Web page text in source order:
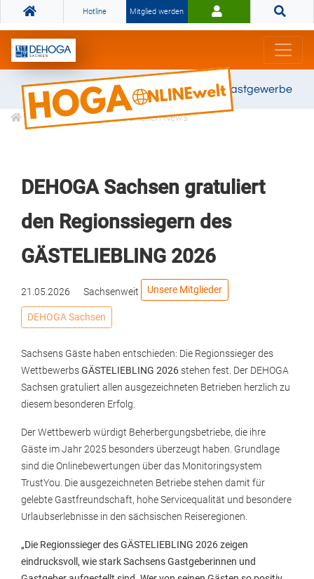
Hotline Mitglied werden
Gemeinsam stark für das Gastgewerbe
Informationen Branchen News
DEHOGA Sachsen gratuliert
den Regionssiegern des
GÄSTELIEBLING 2026
21.05.2026 Sachsenweit Unsere Mitglieder
DEHOGA Sachsen
Sachsens Gäste haben entschieden: Die Regionssieger des
WettbewerbsGÄSTELIEBLING 2026stehen fest. Der DEHOGA
Sachsen gratuliert allen ausgezeichneten Betrieben herzlich zu
diesem besonderen Erfolg.
Der Wettbewerb würdigt Beherbergungsbetriebe, die ihre
Gäste im Jahr 2025 besonders überzeugt haben. Grundlage
sind die Onlinebewertungen über das Monitoringsystem
TrustYou. Die ausgezeichneten Betriebe stehen damit für
gelebte Gastfreundschaft, hohe Servicequalität und besondere
Urlaubserlebnisse in den sächsischen Reiseregionen.
„Die Regionssieger des GÄSTELIEBLING 2026 zeigen
eindrucksvoll, wie stark Sachsens Gastgeberinnen und